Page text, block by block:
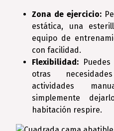
Zona de ejercicio:
estática, una
equipo de
con facilidad.
Flexibilidad:
otras
actividades
simplemente
habitación respire.